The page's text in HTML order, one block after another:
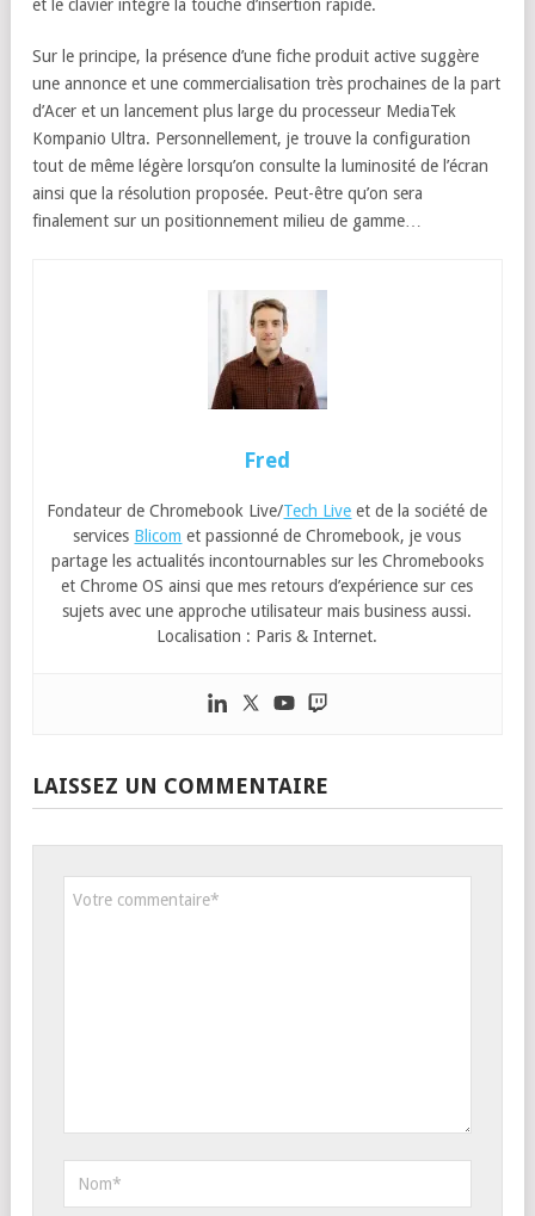
et le clavier intègre la touche d’insertion rapide.
Sur le principe, la présence d’une fiche produit active suggère
une annonce et une commercialisation très prochaines de la part
d’Acer et un lancement plus large du processeur MediaTek
Kompanio Ultra. Personnellement, je trouve la configuration
tout de même légère lorsqu’on consulte la luminosité de l’écran
ainsi que la résolution proposée. Peut-être qu’on sera
finalement sur un positionnement milieu de gamme…
Fred
Fondateur de Chromebook Live/Tech Live et de la société de
services Blicom et passionné de Chromebook, je vous
partage les actualités incontournables sur les Chromebooks
et Chrome OS ainsi que mes retours d’expérience sur ces
sujets avec une approche utilisateur mais business aussi.
Localisation : Paris & Internet.
LAISSEZ UN COMMENTAIRE